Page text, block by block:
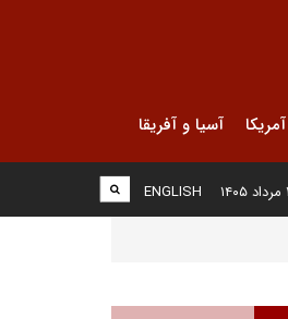
آمریکا آسیا و آفریقا
ENGLISH